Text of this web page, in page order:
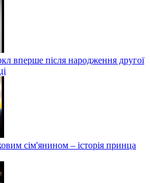
вперше після народження другої
сім'янином – історія принца